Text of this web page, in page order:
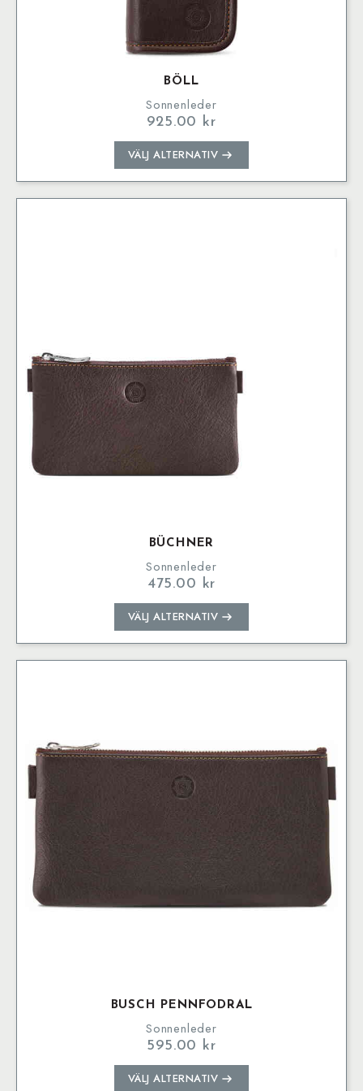
BÖLL
Sonnenleder
925.00 kr
VÄLJ ALTERNATIV
Den
här
produkten
har
produktsidan
BÜCHNER
Sonnenleder
475.00 kr
VÄLJ ALTERNATIV
Den
här
produkten
har
alternativen
produktsidan
BUSCH PENNFODRAL
Sonnenleder
595.00 kr
VÄLJ ALTERNATIV
Den